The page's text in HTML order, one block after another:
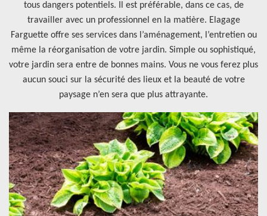
tous dangers potentiels. Il est préférable, dans ce cas, de
travailler avec un professionnel en la matière. Elagage
Farguette offre ses services dans l’aménagement, l’entretien ou
même la réorganisation de votre jardin. Simple ou sophistiqué,
votre jardin sera entre de bonnes mains. Vous ne vous ferez plus
aucun souci sur la sécurité des lieux et la beauté de votre
paysage n’en sera que plus attrayante.